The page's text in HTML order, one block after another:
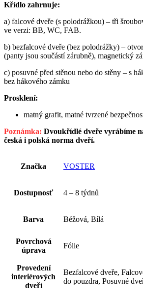
Křídlo zahrnuje:
a) falcové dveře (s polodrážkou) – tři
ve verzi: BB, WC, FAB.
b) bezfalcové dveře (bez polodrážky) –
(panty jsou součástí zárubně), magnetický
c) posuvné před stěnou nebo do stěny – s
bez hákového zámku
Prosklení:
matný grafit, matné tvrzené
Poznámka: Dvoukřídlé dveře vyrábíme
česká i polská norma dveří.
Značka VOSTER
Dostupnosť 4 – 8 týdnů
Barva Béžová, Bílá
Povrchová
úprava
Fólie
Provedení
interiérových
dveří
Bezfalcové dveře,
do pouzdra, Posuvné